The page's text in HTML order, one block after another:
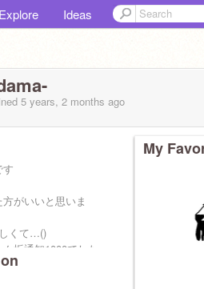
Explore Ideas
5 years, 2 months ago
す
がいいと思いま
くて…()
垢通知1000でした
My